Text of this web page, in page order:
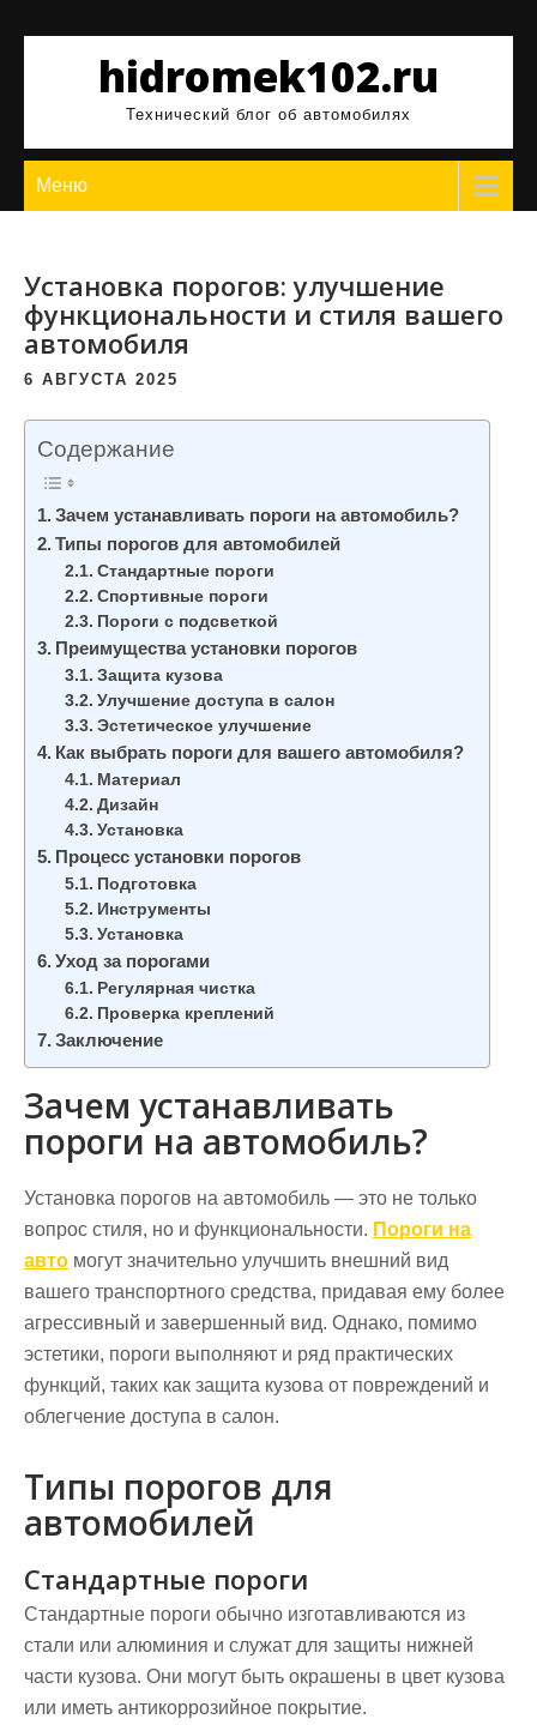
содержимомуhidromek102.ru
Технический блог об автомобилях
Меню
Установка порогов: улучшение
функциональности и стиля вашего
автомобиля
6 АВГУСТА 2025
Содержание
Зачем устанавливать пороги на автомобиль?
Типы порогов для автомобилей
Стандартные пороги
Спортивные пороги
Пороги с подсветкой
Преимущества установки порогов
Защита кузова
Улучшение доступа в салон
Эстетическое улучшение
Как выбрать пороги для вашего автомобиля?
Материал
Дизайн
Установка
Процесс установки порогов
Подготовка
Инструменты
Установка
Уход за порогами
Регулярная чистка
Проверка креплений
Заключение
Зачем устанавливать
пороги на автомобиль?
Установка порогов на автомобиль — это не только
вопрос стиля, но и функциональности. Пороги на
авто могут значительно улучшить внешний вид
вашего транспортного средства, придавая ему более
агрессивный и завершенный вид. Однако, помимо
эстетики, пороги выполняют и ряд практических
функций, таких как защита кузова от повреждений и
облегчение доступа в салон.
Типы порогов для
автомобилей
Стандартные пороги
Стандартные пороги обычно изготавливаются из
стали или алюминия и служат для защиты нижней
части кузова. Они могут быть окрашены в цвет кузова
или иметь антикоррозийное покрытие.